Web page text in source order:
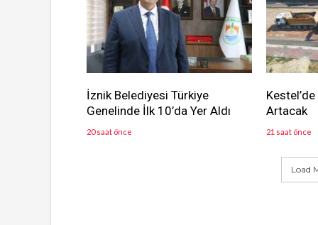
İznik Belediyesi Türkiye
Genelinde İlk 10’da Yer Aldı
20 saat önce
Artacak
21 saat önce
Load